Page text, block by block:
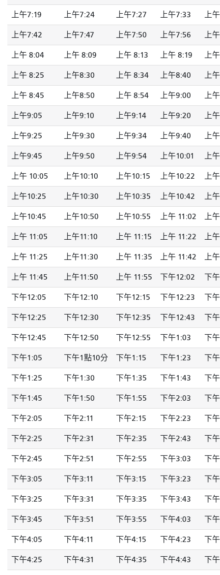
上午7:19 上午7:24 上午7:27 上午7:33 上
上午7:42 上午7:47 上午7:50 上午7:56 上
上午 8:04 上午 8:09 上午 8:13 上午 8:19 上
上午 8:25 上午8:30 上午 8:34 上午8:40 上
上午 8:45 上午8:50 上午 8:54 上午9:00 上
上午9:05 上午9:10 上午9:14 上午9:20 上
上午9:25 上午9:30 上午9:34 上午9:40 上
上午9:45 上午9:50 上午9:54 上午10:01 上
上午 10:05 上午10:10 上午10:15 上午10:22 上
上午10:25 上午10:30 上午10:35 上午10:42 上
上午10:45 上午10:50 上午10:55 上午 11:02 上
上午 11:05 上午11:10 上午 11:15 上午 11:22 上
上午 11:25 上午11:30 上午 11:35 上午 11:42 上
上午 11:45 上午11:50 上午 11:55 下午12:02 下
下午12:05 下午12:10 下午12:15 下午12:23 下
下午12:25 下午12:30 下午12:35 下午12:43 下
下午12:45 下午12:50 下午12:55 下午1:03 下
下午1:05 下午1點10分 下午1:15 下午1:23 下
下午1:25 下午1:30 下午1:35 下午1:43 下
下午1:45 下午1:50 下午1:55 下午2:03 下
下午2:05 下午2:11 下午2:15 下午2:23 下
下午2:25 下午2:31 下午2:35 下午2:43 下
下午2:45 下午2:51 下午2:55 下午3:03 下
下午3:05 下午3:11 下午3:15 下午3:23 下
下午3:25 下午3:31 下午3:35 下午3:43 下
下午3:45 下午3:51 下午3:55 下午4:03 下
下午4:05 下午4:11 下午4:15 下午4:23 下
下午4:25 下午4:31 下午4:35 下午4:43 下